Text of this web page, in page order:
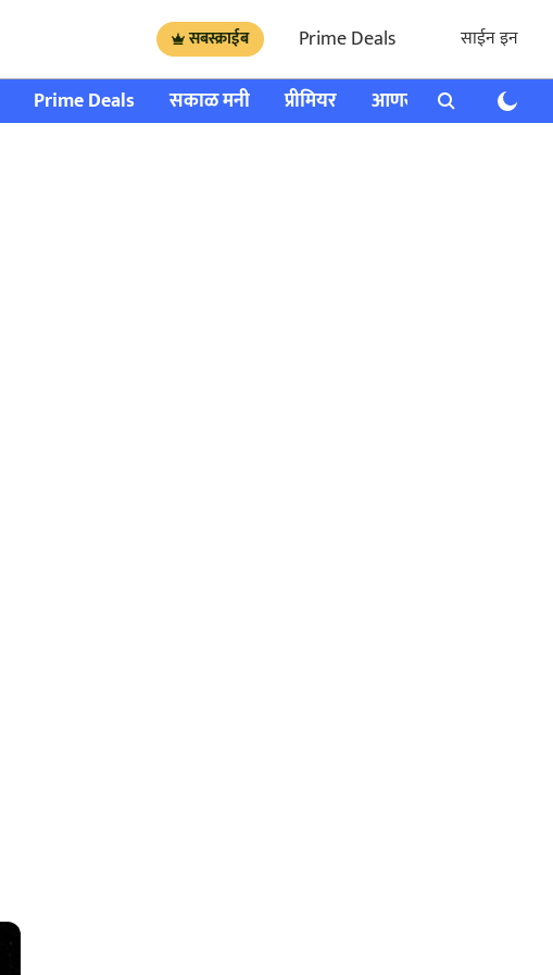
सबस्क्राईब Prime Deals साईन इन
Prime Deals सकाळ मनी प्रीमियर आणखी राशी भविष्य